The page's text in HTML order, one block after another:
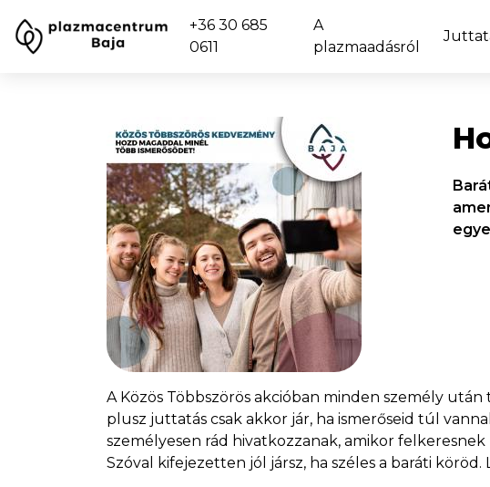
+36 30 685
0611
A
plazmaadásról
A Közös Többszörös akcióban minden személy
plusz juttatás csak akkor jár, ha ismerőseid túl
személyesen rád hivatkozzanak, amikor felkeresnek
Szóval kifejezetten jól jársz, ha széles a baráti köröd.